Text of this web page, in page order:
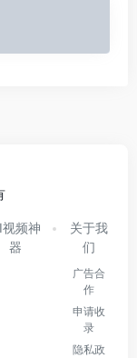
视频神
器
关于我
们
广告合
作
申请收
录
隐私政